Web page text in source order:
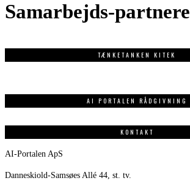
Samarbejds-partnere
TÆNKETANKEN KITEK
AI PORTALEN RÅDGIVNING
KONTAKT
AI-Portalen ApS
Danneskiold-Samsøes Allé 44, st. tv.